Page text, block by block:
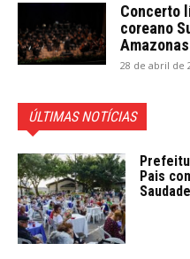
Concerto
coreano
Amazonas
28 de abril de
ÚLTIMAS NOTÍCIAS
Pais